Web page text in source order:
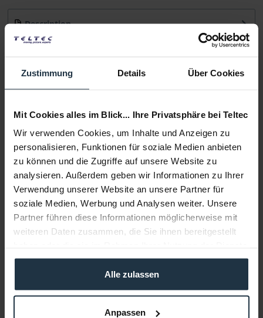
Zustimmung Details Über Cookies
Mit Cookies alles im Blick... Ihre Privatsphäre bei Teltec
Wir verwenden Cookies, um Inhalte und Anzeigen zu
personalisieren, Funktionen für soziale Medien anbieten
zu können und die Zugriffe auf unsere Website zu
analysieren. Außerdem geben wir Informationen zu Ihrer
Verwendung unserer Website an unsere Partner für
soziale Medien, Werbung und Analysen weiter. Unsere
Partner führen diese Informationen möglicherweise mit
weiteren Daten zusammen, die Sie ihnen bereitgestellt
gesammelt haben.
Alle zulassen
Anpassen
Description
DADO ist ein kleines, vielseitiges und robustes System,
Media
Manufacturer & Product Safety Information
Folgende Infos zum Hersteller sind verfübar......more
More articles from +++ Manfrotto +++ look at